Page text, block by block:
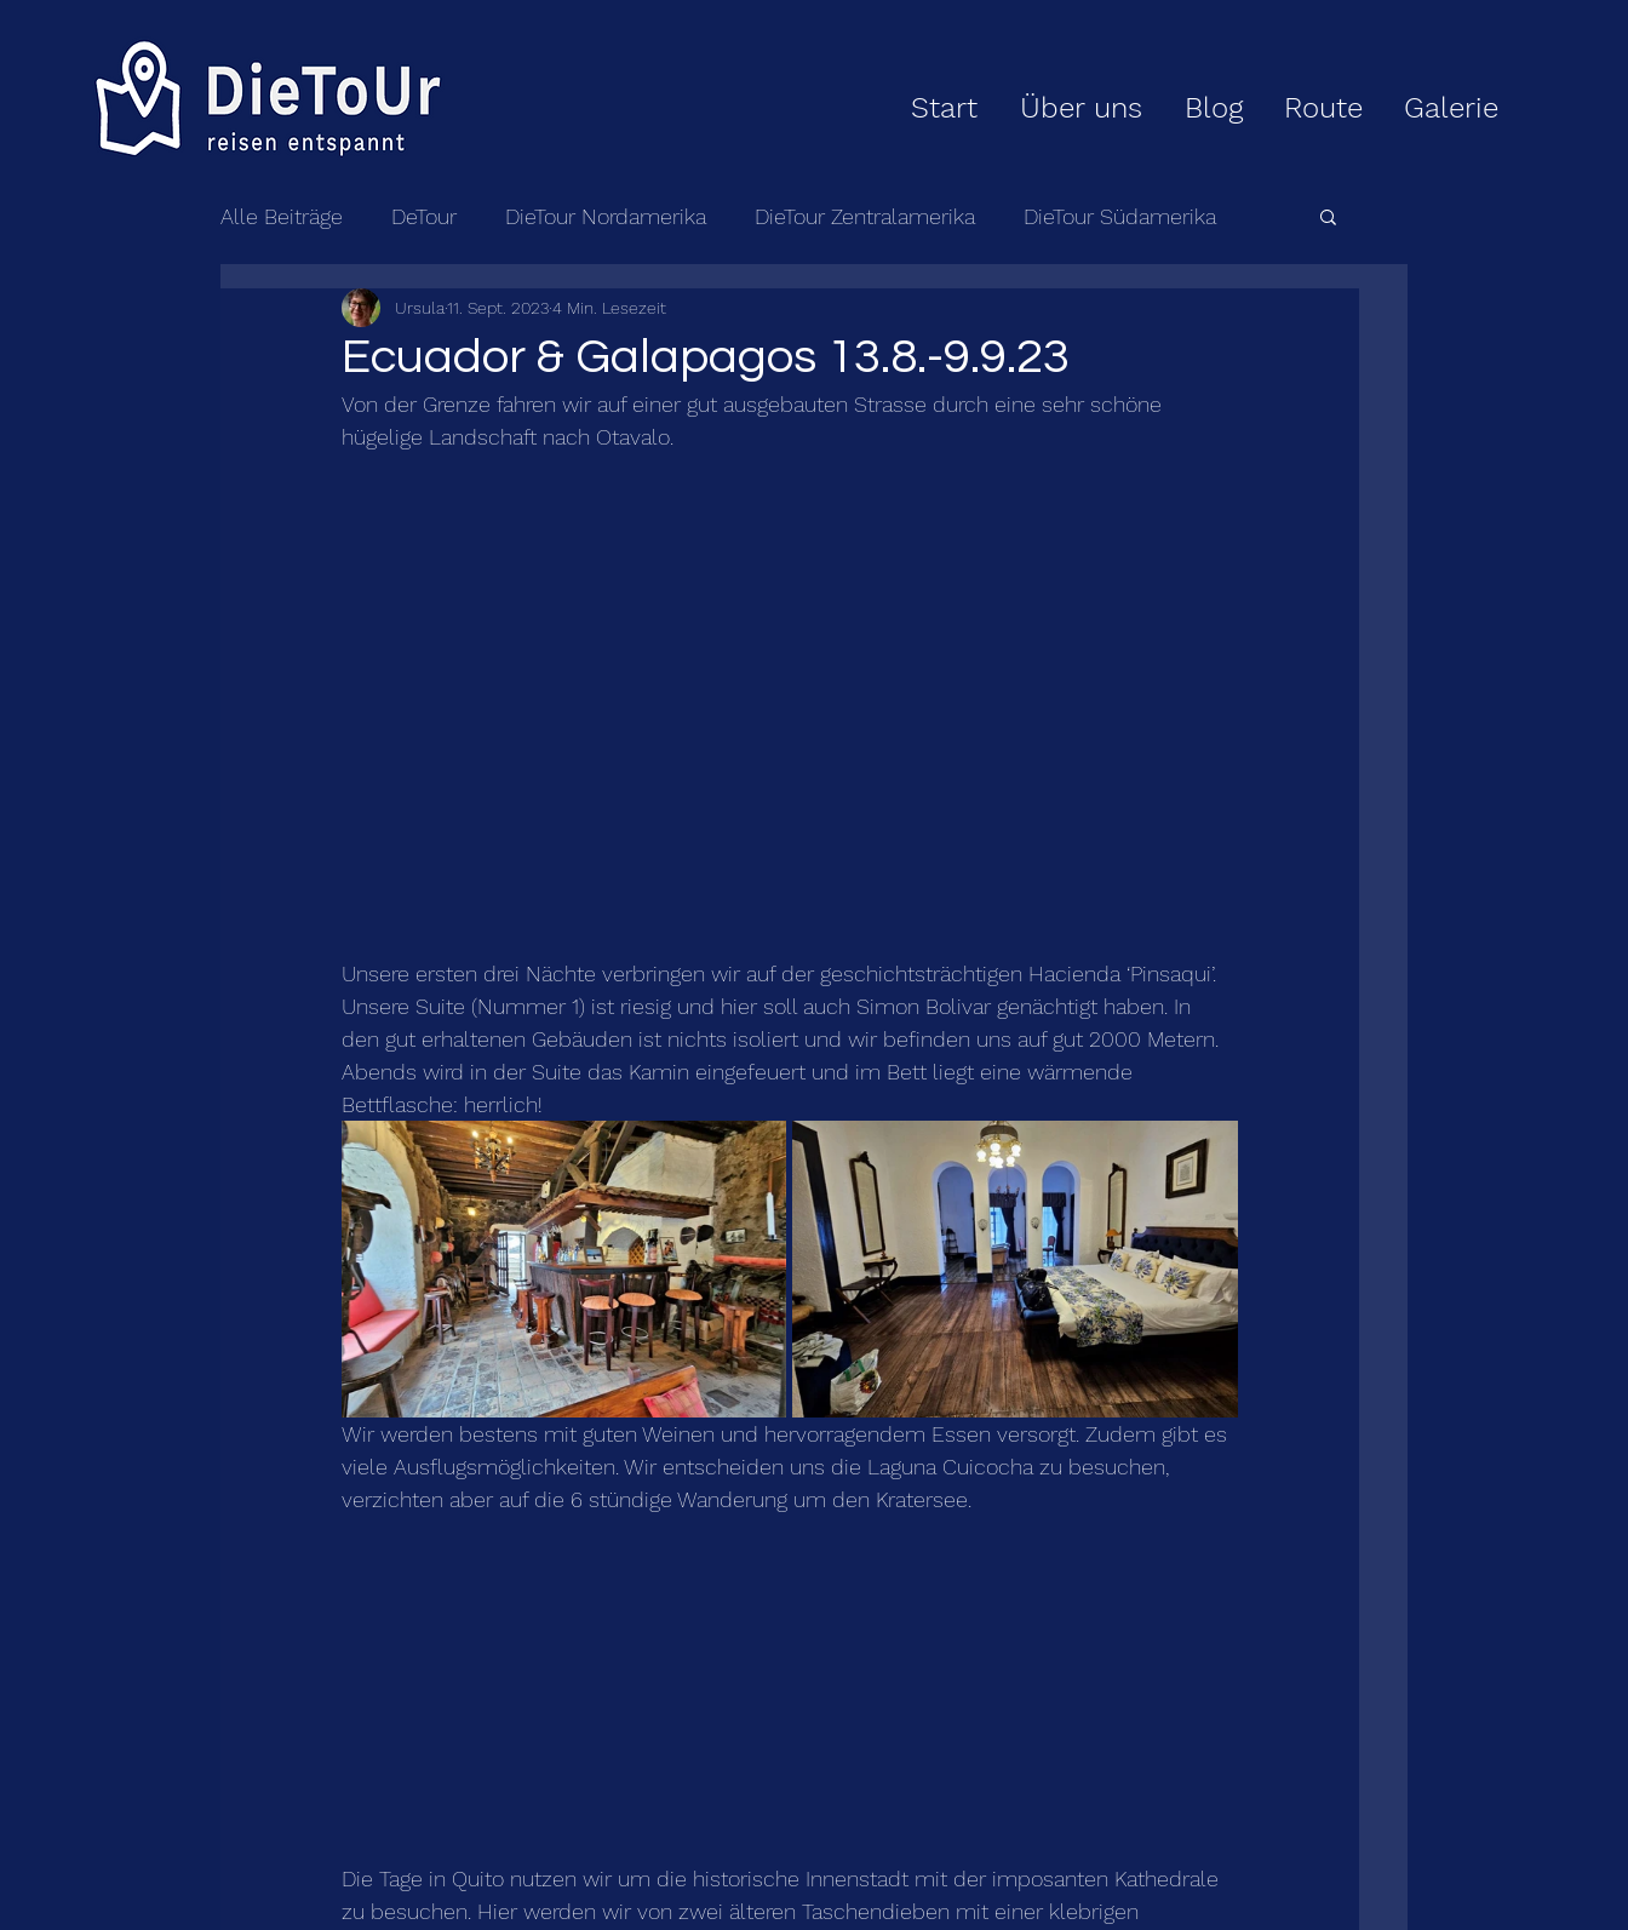
Start Über uns Blog Route Galerie
Alle Beiträge DeTour DieTour Nordamerika DieTour Zentralamerika DieTour Südamerika
Ecuador & Galapagos 13.8.-9.9.23
Ursula11. Sept. 20234 Min. Lesezeit
Von der Grenze fahren wir auf einer gut ausgebauten Strasse durch eine sehr schöne
hügelige Landschaft nach Otavalo.
Unsere ersten drei Nächte verbringen wir auf der geschichtsträchtigen Hacienda ‘Pinsaqui’.
Unsere Suite (Nummer 1) ist riesig und hier soll auch Simon Bolivar genächtigt haben. In
den gut erhaltenen Gebäuden ist nichts isoliert und wir befinden uns auf gut 2000 Metern.
Abends wird in der Suite das Kamin eingefeuert und im Bett liegt eine wärmende
Bettflasche: herrlich!
Wir werden bestens mit guten Weinen und hervorragendem Essen versorgt. Zudem gibt es
viele Ausflugsmöglichkeiten. Wir entscheiden uns die Laguna Cuicocha zu besuchen,
verzichten aber auf die 6 stündige Wanderung um den Kratersee.
Die Tage in Quito nutzen wir um die historische Innenstadt mit der imposanten Kathedrale
zu besuchen. Hier werden wir von zwei älteren Taschendieben mit einer klebrigen